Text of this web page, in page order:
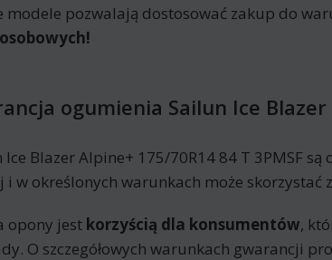
modele pozwalają dostosować zakup do
ogumienia Sailun Ice
Ice Blazer Alpine+ 175/70R14 84 T 3PMSF
i w określonych warunkach może skorzystać
opony jest korzyścią dla konsumentów,
O szczegółowych warunkach gwarancji